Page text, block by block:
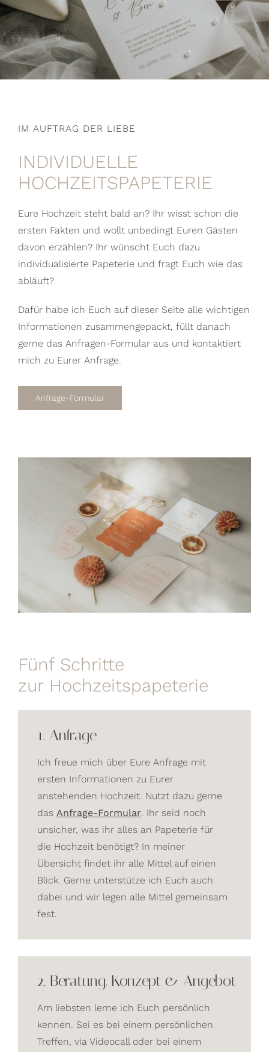
IM AUFTRAG DER LIEBE
INDIVIDUELLE
HOCHZEITSPAPETERIE
Eure Hochzeit steht bald an? Ihr wisst schon die
ersten Fakten und wollt unbedingt Euren Gästen
davon erzählen? Ihr wünscht Euch dazu
individualisierte Papeterie und fragt Euch wie das
abläuft?
Dafür habe ich Euch auf dieser Seite alle wichtigen
Informationen zusammengepackt, füllt danach
gerne das Anfragen-Formular aus und kontaktiert
mich zu Eurer Anfrage.
Anfrage-Formular
Fünf Schritte
zur Hochzeitspapeterie
1. Anfrage
Ich freue mich über Eure Anfrage mit
ersten Informationen zu Eurer
anstehenden Hochzeit. Nutzt dazu gerne
das Anfrage-Formular. Ihr seid noch
unsicher, was ihr alles an Papeterie für
die Hochzeit benötigt? In meiner
Übersicht findet ihr alle Mittel auf einen
Blick. Gerne unterstütze ich Euch auch
dabei und wir legen alle Mittel gemeinsam
fest.
2. Beratung, Konzept & Angebot
Am liebsten lerne ich Euch persönlich
kennen. Sei es bei einem persönlichen
Treffen, via Videocall oder bei einem